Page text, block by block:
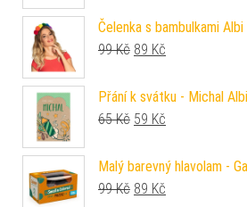
Čelenka s bambulkami Albi
99Kč Původní cena byla:
89 Kč
Přání k svátku - Michal Albi
65Kč Původní cena byla:
59 Kč
Malý barevný hlavolam -
99Kč Původní cena byla:
89 Kč